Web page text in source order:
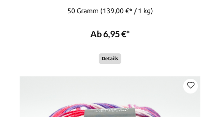
50 Gramm (139,00 €* / 1 kg)
Ab 6,95 €*
Details